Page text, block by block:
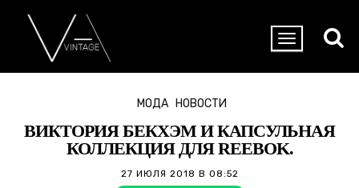
МОДА НОВОСТИ
ВИКТОРИЯ БЕКХЭМ И КАПСУЛЬНАЯ
КОЛЛЕКЦИЯ ДЛЯ REEBOK.
27 ИЮЛЯ 2018 В 08:52